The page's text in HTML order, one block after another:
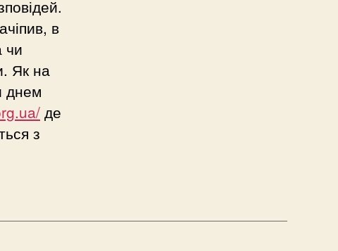
в
чи
Як на
днем
де
з